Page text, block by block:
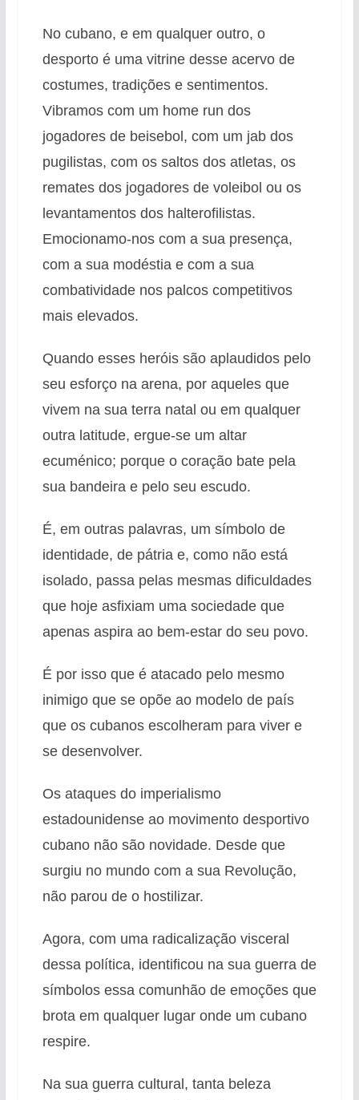
No cubano, e em qualquer outro, o
desporto é uma vitrine desse acervo de
costumes, tradições e sentimentos.
Vibramos com um home run dos
jogadores de beisebol, com um jab dos
pugilistas, com os saltos dos atletas, os
remates dos jogadores de voleibol ou os
levantamentos dos halterofilistas.
Emocionamo-nos com a sua presença,
com a sua modéstia e com a sua
combatividade nos palcos competitivos
mais elevados.
Quando esses heróis são aplaudidos pelo
seu esforço na arena, por aqueles que
vivem na sua terra natal ou em qualquer
outra latitude, ergue-se um altar
ecuménico; porque o coração bate pela
sua bandeira e pelo seu escudo.
É, em outras palavras, um símbolo de
identidade, de pátria e, como não está
isolado, passa pelas mesmas dificuldades
que hoje asfixiam uma sociedade que
apenas aspira ao bem-estar do seu povo.
É por isso que é atacado pelo mesmo
inimigo que se opõe ao modelo de país
que os cubanos escolheram para viver e
se desenvolver.
Os ataques do imperialismo
estadounidense ao movimento desportivo
cubano não são novidade. Desde que
surgiu no mundo com a sua Revolução,
não parou de o hostilizar.
Agora, com uma radicalização visceral
dessa política, identificou na sua guerra de
símbolos essa comunhão de emoções que
brota em qualquer lugar onde um cubano
respire.
Na sua guerra cultural, tanta beleza